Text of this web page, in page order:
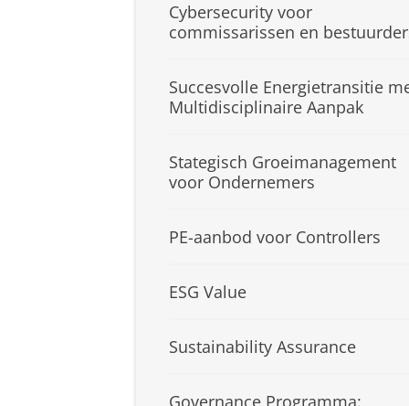
Cybersecurity voor
commissarissen en
Succesvolle Energietransitie
Multidisciplinaire Aanpak
Stategisch Groeimanagement
voor Ondernemers
PE-aanbod voor Controllers
ESG Value
Sustainability Assurance